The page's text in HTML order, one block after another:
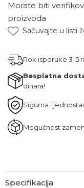
Morate biti
proizvoda
Sačuvajte u listi
Rok isporuke 3-5
Besplatna
dinara!
Sigurna i
Mogućnost
Specifikacija